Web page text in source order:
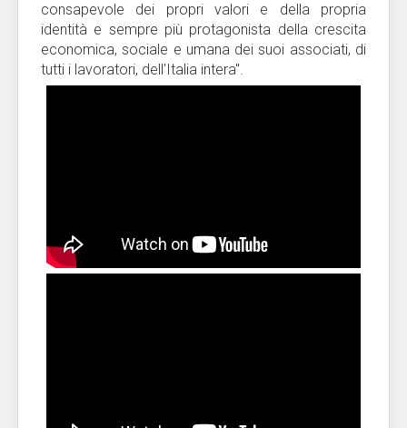
consapevole dei propri valori e della propria
identità e sempre più protagonista della crescita
economica, sociale e umana dei suoi associati, di
tutti i lavoratori, dell'Italia intera".